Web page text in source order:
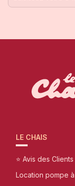
LE CHAIS
⭐ Avis des
Location pompe